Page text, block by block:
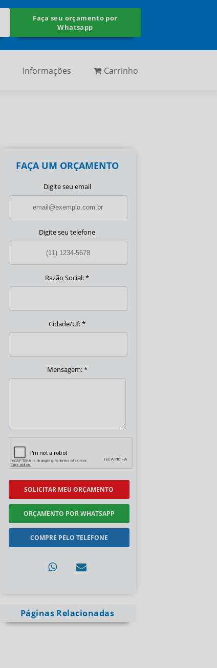
Faça seu orçamento por
Whatsapp
Informações Carrinho
FAÇA UM ORÇAMENTO
Digite seu email
Digite seu telefone
Razão Social:*
Cidade/Uf:*
Mensagem:*
SOLICITAR MEU ORÇAMENTO
ORÇAMENTO POR WHATSAPP
COMPRE PELO TELEFONE
Páginas Relacionadas